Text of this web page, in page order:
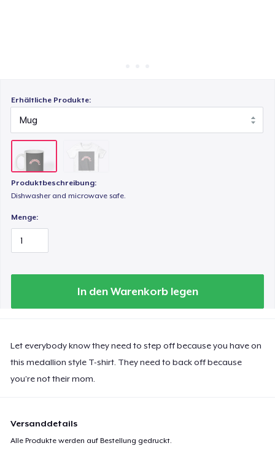
Erhältliche Produkte:
Produktbeschreibung:
Dishwasher and microwave safe.
Menge:
In den Warenkorb legen
Let everybody know they need to step off because you have on
this medallion style T-shirt. They need to back off because
you’re not their mom.
Versanddetails
Alle Produkte werden auf Bestellung gedruckt.